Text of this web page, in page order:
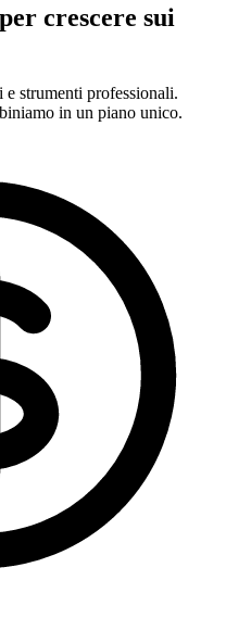
crescere sui
strumenti professionali.
in un piano unico.